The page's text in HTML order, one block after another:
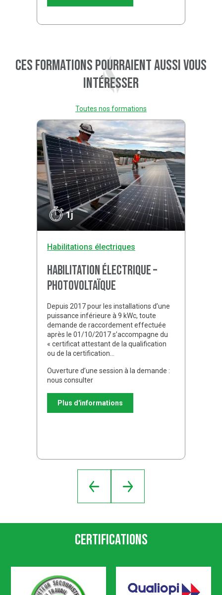
Ces formations pourraient aussi vous
intéresser
Toutes nos formations
1j
Habilitations électriques
Habilitation électrique –
Photovoltaïque
Depuis 2017 pour les installations d’une
puissance inférieure à 9 kWc, toute
demande de raccordement effectuée
après le 01/10/2017 s’accompagne du
« certificat attestant de la qualification
ou de la certification…
Ouverture d’une session à la demande :
nous consulter
Plus d'informations
Certifications